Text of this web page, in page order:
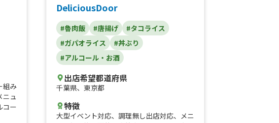
パ
ン
ラ
カ
ダ
ドッ
組み
ニュ
コー
DeliciousDoor
#魯肉飯 #唐揚げ
#タコライス
#ガパオライス
#丼ぶり
#アルコール・お酒
出店希望都道府県
千葉県、 東京都
特徴
大型イベント対応、 調理無し出店対応、
メニ